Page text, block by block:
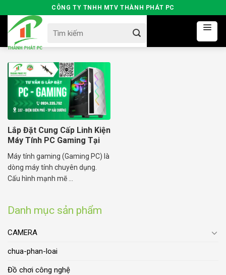
to
content
CÔNG TY TNHH MTV THÀNH PHÁT PC
for:
Danh mục sản phẩm
CAMERA
chua-phan-loai
Đồ chơi công nghệ
Lắp Đặt Cung Cấp Linh Kiện
Máy Tính PC Gaming Tại
Máy tính gaming (Gaming PC) là
dòng máy tính chuyên dụng.
Cấu hình mạnh mẽ ...